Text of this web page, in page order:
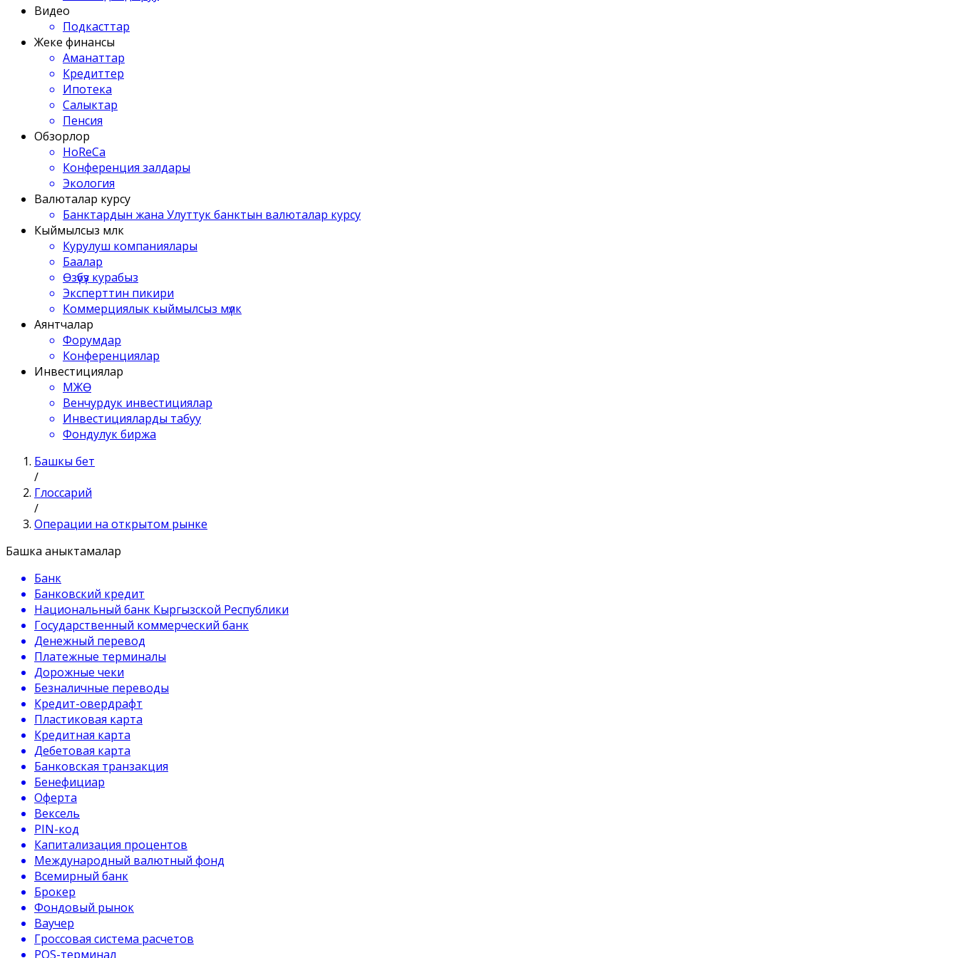
Видео
Подкасттар
Жеке финансы
Аманаттар
Кредиттер
Ипотека
Салыктар
Пенсия
Обзорлор
HoReCa
Конференция залдары
Экология
Валюталар курсу
Банктардын жана Улуттук банктын валюталар курсу
Кыймылсыз мүлк
Курулуш компаниялары
Баалар
Өзүбүз курабыз
Эксперттин пикири
Коммерциялык кыймылсыз мүлк
Аянтчалар
Форумдар
Конференциялар
Инвестициялар
МЖӨ
Венчурдук инвестициялар
Инвестицияларды табуу
Фондулук биржа
Башкы бет
/
Глоссарий
/
Операции на открытом рынке
Башка аныктамалар
Банк
Банковский кредит
Национальный банк Кыргызской Республики
Государственный коммерческий банк
Денежный перевод
Платежные терминалы
Дорожные чеки
Безналичные переводы
Кредит-овердрафт
Пластиковая карта
Кредитная карта
Дебетовая карта
Банковская транзакция
Бенефициар
Оферта
Вексель
PIN-код
Капитализация процентов
Международный валютный фонд
Всемирный банк
Брокер
Фондовый рынок
Ваучер
Гроссовая система расчетов
POS-терминал